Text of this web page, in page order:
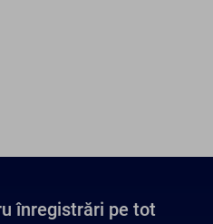
înregistrări pe tot